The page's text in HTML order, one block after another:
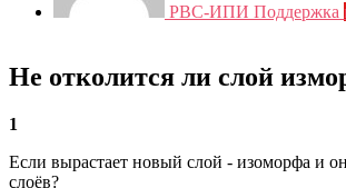
РВС-ИПИ Поддержка
Не отколится ли слой
1
Если вырастает новый слой - изоморфа и
слоёв?